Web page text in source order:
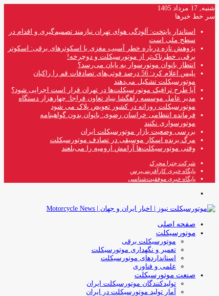
شنبه, 17 مرداد 1405
سر خط خبرها
استاندار پایتخت: آلودگی هوای تهران نیازمند تصمیم‌گیری و اقدام در
سطح ملی است
پژوهش تازه درباره خطر آسیب مغزی با اسکوترهای برقی: اسکوتر
برقی، خطرناک‌تر از موتورسیکلت و دوچرخه!
انتظار بانوان موتورسوار به پایان می‌رسد؟
پلیس اعلام کرد: 56 درصد فوتی‌های تصادفات قم را راکبان
موتورسیکلت تشکیل می‌دهند
آیا طرح ترافیک موتورسیکلت‌ها در تهران قرار است اجرایی شود؟
مدیر عامل موسسه راهگشا بنیاد تعاون فراجا: چهارهزار دستگاه
موتورسیکلت روزانه در کشور تعویض پلاک می شود
فرمانده انتظامی خراسان رضوی: بانوان بدون گواهینامه
موتورسواری نکنند
بررسی وضعیت بازار موتورسیکلت ایران
مرگ برنده اسکار موسیقی در تصادف موتورسیکلت
وقتی موتورسیکلت‌ها آرامش ارومیه را می‌بلعند
شرکت چترا محرک
پایگاه خبری کارآفرینی‌پرس
پایگاه خبری موفقیت‌شناسی
صفحه اصلی
موتورسیکلت
موتورسیکلت برقی
تعمیر و نگهداری موتورسیکلت
استانداردهای موتورسیکلت
علمی و فناوری
صنعت موتورسیکلت
تولیدکنندگان موتورسیکلت ایران
آمار تولید موتورسیکلت در ایران